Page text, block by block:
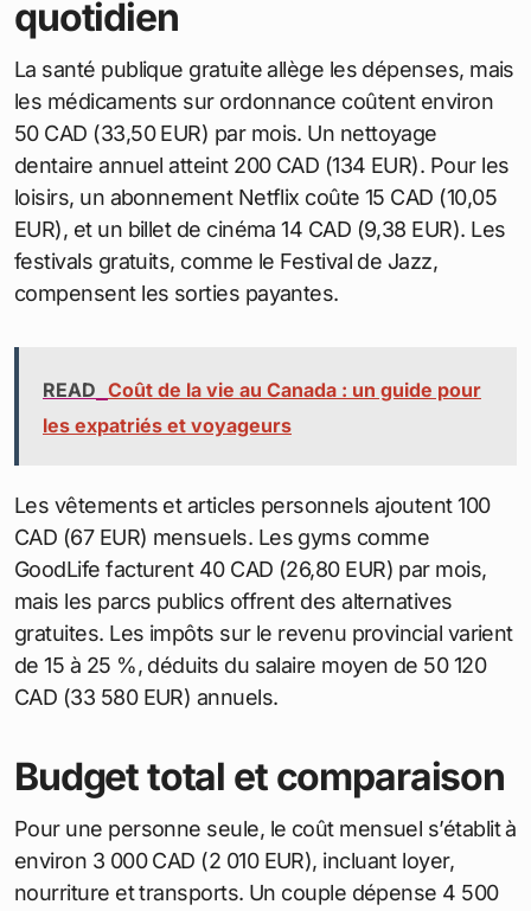
appartement standard. L’internet haut débit (100
cellulaire illimité à 50 CAD (33,50 EUR). L’eau et le
chauffage ajoutent 100 CAD (67 EUR) en hiver, où
les températures plongent sous zéro.
Les assurances santé provinciales couvrent les
soins de base, mais une police complémentaire
pour le dentaire et les lunettes coûte 60 CAD (40,20
EUR) mensuels. La gestion des déchets et du
recyclage est incluse dans les taxes municipales,
évitant des frais supplémentaires. Comparé à
Vancouver, Montréal économise 20 % sur ces
postes grâce à des fournisseurs locaux efficaces.
Santé et loisirs : équilibre
quotidien
La santé publique gratuite allège les dépenses, mais
les médicaments sur ordonnance coûtent environ
50 CAD (33,50 EUR) par mois. Un nettoyage
EUR), et un billet de cinéma 14 CAD (9,38 EUR). Les
festivals gratuits, comme le Festival de Jazz,
compensent les sorties payantes.